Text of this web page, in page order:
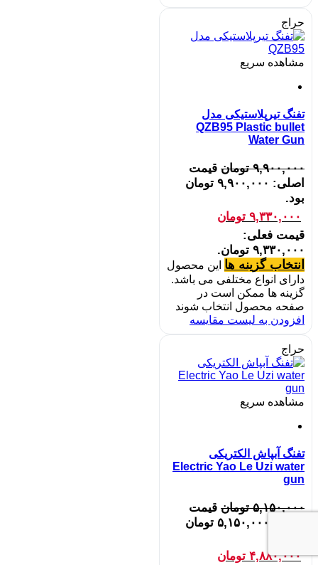
حراج
مشاهده سریع
تفنگ تیرپلاستیکی مدل
QZB95 Plastic bullet
Water Gun
۹,۹۰۰,۰۰۰ تومان قیمت
اصلی: ۹,۹۰۰,۰۰۰ تومان
بود.
۹,۳۳۰,۰۰۰ تومان
قیمت فعلی:
۹,۳۳۰,۰۰۰ تومان.
انتخاب گزینه ها این محصول
دارای انواع مختلفی می باشد.
گزینه ها ممکن است در
صفحه محصول انتخاب شوند
افزودن به لیست مقایسه
حراج
مشاهده سریع
تفنگ آبپاش الکتریکی
Electric Yao Le Uzi water
gun
۵,۱۵۰,۰۰۰ تومان قیمت
اصلی: ۵,۱۵۰,۰۰۰ تومان
۴,۸۸۰,۰۰۰ تومان